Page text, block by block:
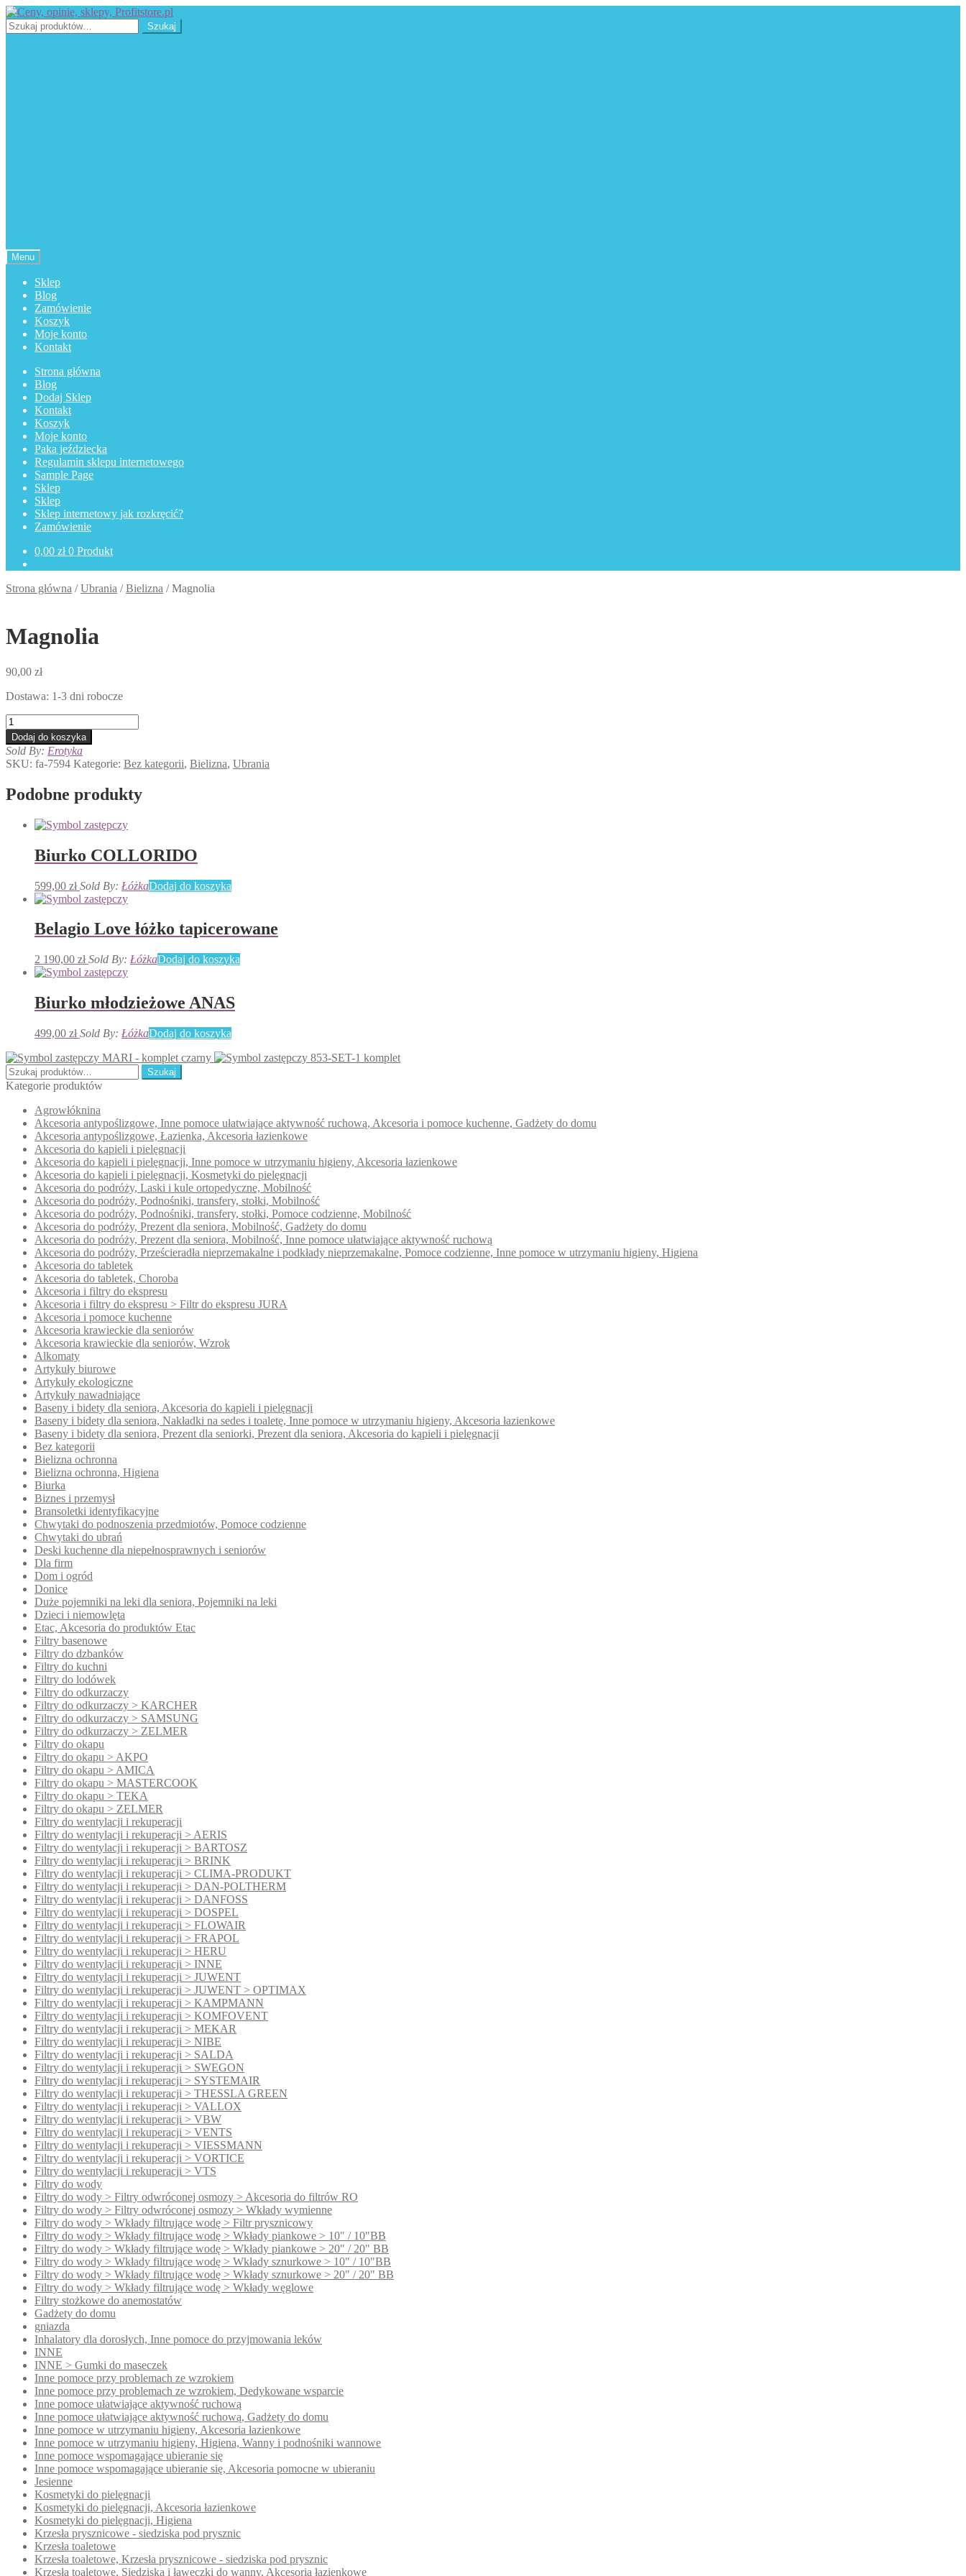
Przejdź
do
nawigacji
Przejdź
do
treści
Szukaj: Szukaj
Menu
Sklep
Blog
Zamówienie
Koszyk
Moje konto
Kontakt
Strona główna
Blog
Dodaj Sklep
Kontakt
Koszyk
Moje konto
Paka jeździecka
Regulamin sklepu internetowego
Sample Page
Sklep
Sklep
Sklep internetowy jak rozkręcić?
Zamówienie
0,00 zł 0 Produkt
Strona główna /Ubrania /Bielizna /Magnolia
Magnolia
90,00 zł
Dostawa: 1-3 dni robocze
ilość
Magnolia
Dodaj do koszyka
Sold By: Erotyka
SKU: fa-7594 Kategorie: Bez kategorii, Bielizna, Ubrania
Podobne produkty
Biurko COLLORIDO
599,00 zł Sold By: ŁóżkaDodaj do koszyka
Belagio Love łóżko tapicerowane
2 190,00 zł Sold By: ŁóżkaDodaj do koszyka
Biurko młodzieżowe ANAS
499,00 zł Sold By: ŁóżkaDodaj do koszyka
MARI - komplet czarny
853-SET-1 komplet
Szukaj:
Szukaj
Kategorie produktów
Agrowłóknina
Akcesoria antypoślizgowe, Inne pomoce ułatwiające aktywność ruchową, Akcesoria i pomoce kuchenne, Gadżety do domu
Akcesoria antypoślizgowe, Łazienka, Akcesoria łazienkowe
Akcesoria do kąpieli i pielęgnacji
Akcesoria do kąpieli i pielęgnacji, Inne pomoce w utrzymaniu higieny, Akcesoria łazienkowe
Akcesoria do kąpieli i pielęgnacji, Kosmetyki do pielęgnacji
Akcesoria do podróży, Laski i kule ortopedyczne, Mobilność
Akcesoria do podróży, Podnośniki, transfery, stołki, Mobilność
Akcesoria do podróży, Podnośniki, transfery, stołki, Pomoce codzienne, Mobilność
Akcesoria do podróży, Prezent dla seniora, Mobilność, Gadżety do domu
Akcesoria do podróży, Prezent dla seniora, Mobilność, Inne pomoce ułatwiające aktywność ruchową
Akcesoria do podróży, Prześcieradła nieprzemakalne i podkłady nieprzemakalne, Pomoce codzienne, Inne pomoce w utrzymaniu higieny, Higiena
Akcesoria do tabletek
Akcesoria do tabletek, Choroba
Akcesoria i filtry do ekspresu
Akcesoria i filtry do ekspresu > Filtr do ekspresu JURA
Akcesoria i pomoce kuchenne
Akcesoria krawieckie dla seniorów
Akcesoria krawieckie dla seniorów, Wzrok
Alkomaty
Artykuły biurowe
Artykuły ekologiczne
Artykuły nawadniające
Baseny i bidety dla seniora, Akcesoria do kąpieli i pielęgnacji
Baseny i bidety dla seniora, Nakładki na sedes i toaletę, Inne pomoce w utrzymaniu higieny, Akcesoria łazienkowe
Baseny i bidety dla seniora, Prezent dla seniorki, Prezent dla seniora, Akcesoria do kąpieli i pielęgnacji
Bez kategorii
Bielizna ochronna
Bielizna ochronna, Higiena
Biurka
Biznes i przemysł
Bransoletki identyfikacyjne
Chwytaki do podnoszenia przedmiotów, Pomoce codzienne
Chwytaki do ubrań
Deski kuchenne dla niepełnosprawnych i seniorów
Dla firm
Dom i ogród
Donice
Duże pojemniki na leki dla seniora, Pojemniki na leki
Dzieci i niemowlęta
Etac, Akcesoria do produktów Etac
Filtry basenowe
Filtry do dzbanków
Filtry do kuchni
Filtry do lodówek
Filtry do odkurzaczy
Filtry do odkurzaczy > KARCHER
Filtry do odkurzaczy > SAMSUNG
Filtry do odkurzaczy > ZELMER
Filtry do okapu
Filtry do okapu > AKPO
Filtry do okapu > AMICA
Filtry do okapu > MASTERCOOK
Filtry do okapu > TEKA
Filtry do okapu > ZELMER
Filtry do wentylacji i rekuperacji
Filtry do wentylacji i rekuperacji > AERIS
Filtry do wentylacji i rekuperacji > BARTOSZ
Filtry do wentylacji i rekuperacji > BRINK
Filtry do wentylacji i rekuperacji > CLIMA-PRODUKT
Filtry do wentylacji i rekuperacji > DAN-POLTHERM
Filtry do wentylacji i rekuperacji > DANFOSS
Filtry do wentylacji i rekuperacji > DOSPEL
Filtry do wentylacji i rekuperacji > FLOWAIR
Filtry do wentylacji i rekuperacji > FRAPOL
Filtry do wentylacji i rekuperacji > HERU
Filtry do wentylacji i rekuperacji > INNE
Filtry do wentylacji i rekuperacji > JUWENT
Filtry do wentylacji i rekuperacji > JUWENT > OPTIMAX
Filtry do wentylacji i rekuperacji > KAMPMANN
Filtry do wentylacji i rekuperacji > KOMFOVENT
Filtry do wentylacji i rekuperacji > MEKAR
Filtry do wentylacji i rekuperacji > NIBE
Filtry do wentylacji i rekuperacji > SALDA
Filtry do wentylacji i rekuperacji > SWEGON
Filtry do wentylacji i rekuperacji > SYSTEMAIR
Filtry do wentylacji i rekuperacji > THESSLA GREEN
Filtry do wentylacji i rekuperacji > VALLOX
Filtry do wentylacji i rekuperacji > VBW
Filtry do wentylacji i rekuperacji > VENTS
Filtry do wentylacji i rekuperacji > VIESSMANN
Filtry do wentylacji i rekuperacji > VORTICE
Filtry do wentylacji i rekuperacji > VTS
Filtry do wody
Filtry do wody > Filtry odwróconej osmozy > Akcesoria do filtrów RO
Filtry do wody > Filtry odwróconej osmozy > Wkłady wymienne
Filtry do wody > Wkłady filtrujące wodę > Filtr prysznicowy
Filtry do wody > Wkłady filtrujące wodę > Wkłady piankowe > 10" / 10"BB
Filtry do wody > Wkłady filtrujące wodę > Wkłady piankowe > 20" / 20" BB
Filtry do wody > Wkłady filtrujące wodę > Wkłady sznurkowe > 10" / 10"BB
Filtry do wody > Wkłady filtrujące wodę > Wkłady sznurkowe > 20" / 20" BB
Filtry do wody > Wkłady filtrujące wodę > Wkłady węglowe
Filtry stożkowe do anemostatów
Gadżety do domu
gniazda
Inhalatory dla dorosłych, Inne pomoce do przyjmowania leków
INNE
INNE > Gumki do maseczek
Inne pomoce przy problemach ze wzrokiem
Inne pomoce przy problemach ze wzrokiem, Dedykowane wsparcie
Inne pomoce ułatwiające aktywność ruchową
Inne pomoce ułatwiające aktywność ruchową, Gadżety do domu
Inne pomoce w utrzymaniu higieny, Akcesoria łazienkowe
Inne pomoce w utrzymaniu higieny, Higiena, Wanny i podnośniki wannowe
Inne pomoce wspomagające ubieranie się
Inne pomoce wspomagające ubieranie się, Akcesoria pomocne w ubieraniu
Jesienne
Kosmetyki do pielęgnacji
Kosmetyki do pielęgnacji, Akcesoria łazienkowe
Kosmetyki do pielęgnacji, Higiena
Krzesła prysznicowe - siedziska pod prysznic
Krzesła toaletowe
Krzesła toaletowe, Krzesła prysznicowe - siedziska pod prysznic
Krzesła toaletowe, Siedziska i ławeczki do wanny, Akcesoria łazienkowe